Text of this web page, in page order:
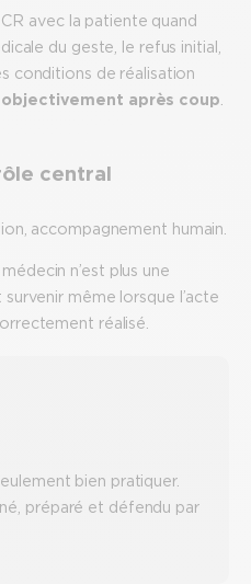
avec la patiente quand
du geste, le refus initial,
conditions de réalisation
après coup
central
accompagnement humain.
n’est plus une
même lorsque l’acte
réalisé.
bien pratiquer.
préparé et défendu par